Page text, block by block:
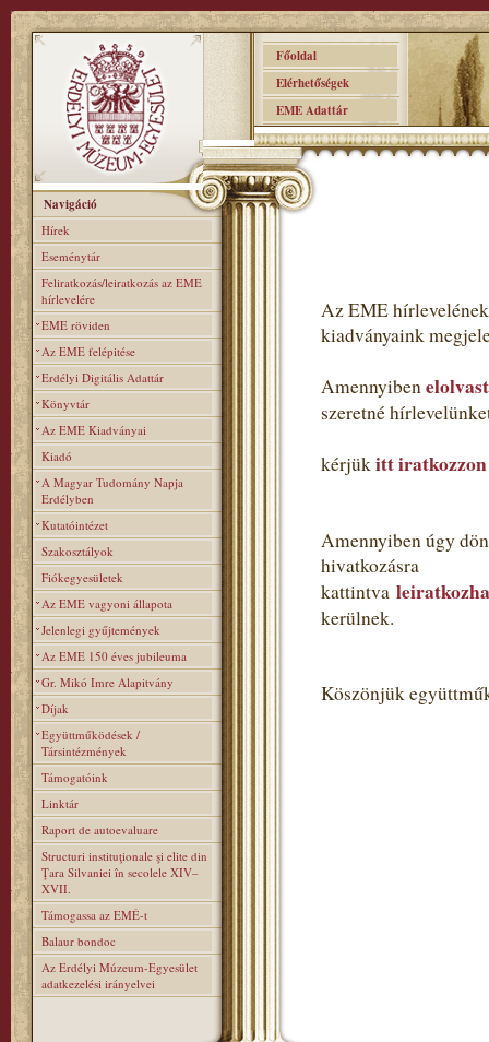
Főoldal
Elérhetőségek
EME Adattár
Navigáció
Hírek
Eseménytár
Feliratkozás/leiratkozás az EME
hírlevelére
EME röviden
Az EME felépitése
Erdélyi Digitális Adattár
Könyvtár
Az EME Kiadványai
Kiadó
A Magyar Tudomány Napja
Erdélyben
Kutatóintézet
Szakosztályok
Fiókegyesületek
Az EME vagyoni állapota
Jelenlegi gyűjtemények
Az EME 150 éves jubileuma
Gr. Mikó Imre Alapitvány
Díjak
Együttműködések /
Társintézmények
Támogatóink
Linktár
Raport de autoevaluare
Structuri instituţionale şi elite din
Ţara Silvaniei în secolele XIV–
XVII.
Támogassa az EMÉ-t
Balaur bondoc
Az Erdélyi Múzeum-Egyesület
adatkezelési irányelvei
Az EME
kiadványaink
Amennyiben
szeretné
kérjükitt
Amennyiben úgy
hivatkozásra
kattintva
kerülnek.
Köszönjük